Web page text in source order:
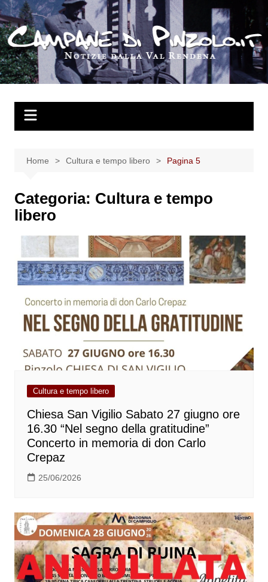
Salta
al
contenuto
Home Cultura e tempo libero Pagina 5
Categoria: Cultura e tempo
libero
Cultura e tempo libero
Chiesa San Vigilio Sabato 27 giugno ore
16.30 “Nel segno della gratitudine”
Concerto in memoria di don Carlo
Crepaz
25/06/2026